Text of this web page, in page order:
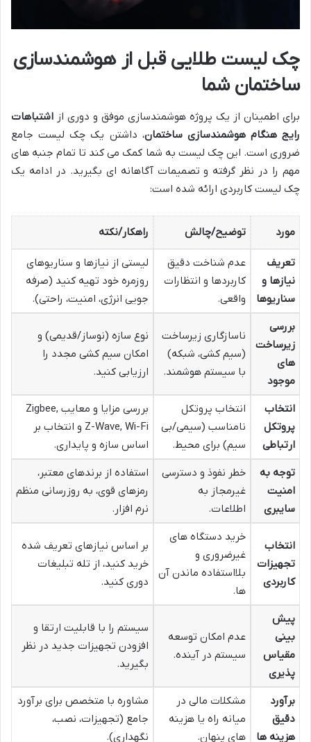
چک لیست طلایی قبل از هوشمندسازی
ساختمان شما
برای اطمینان از یک پروژه هوشمندسازی موفق و دوری از اشتباهات
رایج هنگام هوشمندسازی ساختمان، داشتن یک چک لیست جامع
ضروری است. این چک لیست به شما کمک می کند تا تمام جنبه های
مهم را در نظر گرفته و تصمیمات آگاهانه ای بگیرید. در ادامه یک
چک لیست کاربردی ارائه شده است:
مورد توضیح/چالش راهکار/نکته
تعریف
نیازها و
سناریوها
عدم شناخت دقیق
کاربردها و انتظارات
واقعی.
لیستی از نیازها و سناریوهای
روزمره خود تهیه کنید (صرفه
جویی انرژی، امنیت، راحتی).
بررسی
زیرساخت
های
موجود
ناسازگاری زیرساخت
(سیم کشی، شبکه)
با سیستم هوشمند.
نوع سازه (نوساز/قدیمی) و
امکان سیم کشی مجدد را
ارزیابی کنید.
انتخاب
پروتکل
ارتباطی
انتخاب پروتکل
نامناسب (سیمی/بی
سیم) برای محیط.
بررسی مزایا و معایب Zigbee,
Z-Wave, Wi-Fi و انتخاب بر
اساس سازه و پایداری.
توجه به
امنیت
سایبری
خطر نفوذ و دسترسی
غیرمجاز به
اطلاعات.
استفاده از برندهای معتبر،
رمزهای قوی، به روزرسانی منظم
نرم افزار.
انتخاب
تجهیزات
کاربردی
خرید دستگاه های
غیرضروری و
بلااستفاده ماندن آن
ها.
بر اساس نیازهای تعریف شده
خرید کنید، از تله تبلیغات
دوری کنید.
پیش
بینی
مقیاس
پذیری
عدم امکان توسعه
سیستم در آینده.
سیستم را با قابلیت ارتقا و
افزودن تجهیزات جدید در نظر
بگیرید.
برآورد
دقیق
هزینه ها
مشکلات مالی در
میانه راه یا هزینه
های پنهان.
مشاوره با متخصص برای برآورد
جامع (تجهیزات، نصب،
نگهداری).